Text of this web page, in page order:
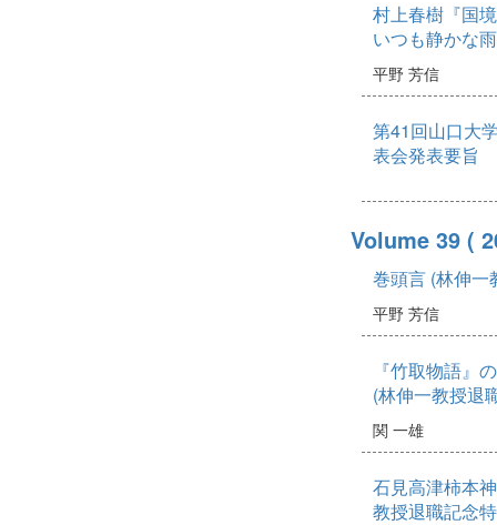
村上春樹『国
いつも静かな
平野 芳信
第41回山口大
表会発表要旨
Volume 39 (
巻頭言 (林伸一
平野 芳信
『竹取物語』
(林伸一教授退
関 一雄
石見高津柿本
教授退職記念